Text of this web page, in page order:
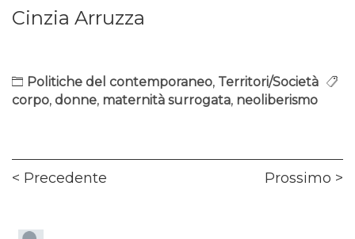
Cinzia Arruzza
Politiche del contemporaneo, Territori/Società
corpo, donne, maternità surrogata, neoliberismo
Navigazione
Precedente Prossimo